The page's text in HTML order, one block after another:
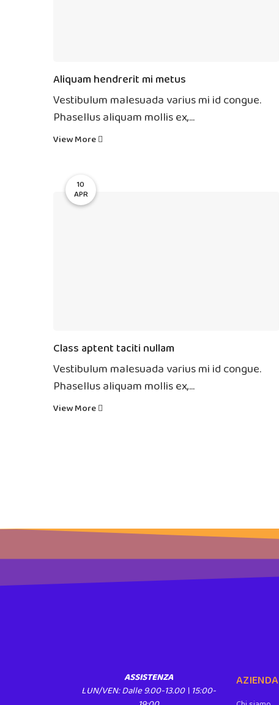
Aliquam hendrerit mi metus
Vestibulum malesuada varius mi id congue.
Phasellus aliquam mollis ex,...
View More
10
APR
Class aptent taciti nullam
Vestibulum malesuada varius mi id congue.
Phasellus aliquam mollis ex,...
View More
ASSISTENZA
LUN/VEN: Dalle 9.00-13.00 \ 15:00-
AZIENDA